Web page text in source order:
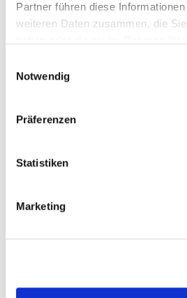
Partner führen diese
weiteren Daten zusammen, die
Notwendig
Präferenzen
Statistiken
Marketing
Verführte Leichen
Underground der Extrem-
Teufel in Menschengestalt.
0